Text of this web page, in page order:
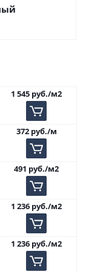
1 545 руб./м2
372руб./м
491 руб./м2
1 236 руб./м2
1 236 руб./м2